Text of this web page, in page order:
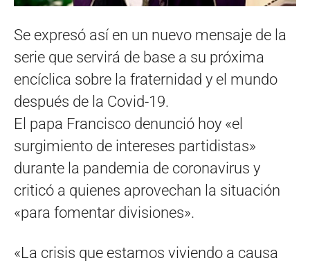
Se expresó así en un nuevo mensaje de la
serie que servirá de base a su próxima
encíclica sobre la fraternidad y el mundo
después de la Covid-19.
El papa Francisco denunció hoy «el
surgimiento de intereses partidistas»
durante la pandemia de coronavirus y
criticó a quienes aprovechan la situación
«para fomentar divisiones».
«La crisis que estamos viviendo a causa